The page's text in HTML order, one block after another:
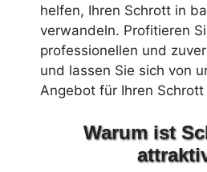
helfen, Ihren Schrott in
verwandeln. Profitieren
professionellen und
und lassen Sie sich von
Angebot für Ihren Schrott
Warum ist